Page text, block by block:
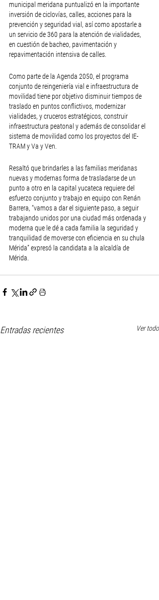
municipal meridana puntualizó en la importante
inversión de ciclovías, calles, acciones para la
prevención y seguridad vial, así como apostarle a
un servicio de 360 para la atención de vialidades,
en cuestión de bacheo, pavimentación y
repavimentación intensiva de calles.
Como parte de la Agenda 2050, el programa
conjunto de reingeniería vial e infraestructura de
movilidad tiene por objetivo disminuir tiempos de
traslado en puntos conflictivos, modernizar
vialidades, y cruceros estratégicos, construir
infraestructura peatonal y además de consolidar el
sistema de movilidad como los proyectos del IE-
TRAM y Va y Ven.
Resaltó que brindarles a las familias meridanas
nuevas y modernas forma de trasladarse de un
punto a otro en la capital yucateca requiere del
esfuerzo conjunto y trabajo en equipo con Renán
Barrera, “vamos a dar el siguiente paso, a seguir
trabajando unidos por una ciudad más ordenada y
moderna que le dé a cada familia la seguridad y
tranquilidad de moverse con eficiencia en su chula
Mérida” expresó la candidata a la alcaldía de
Mérida.
Entradas recientes Ver todo